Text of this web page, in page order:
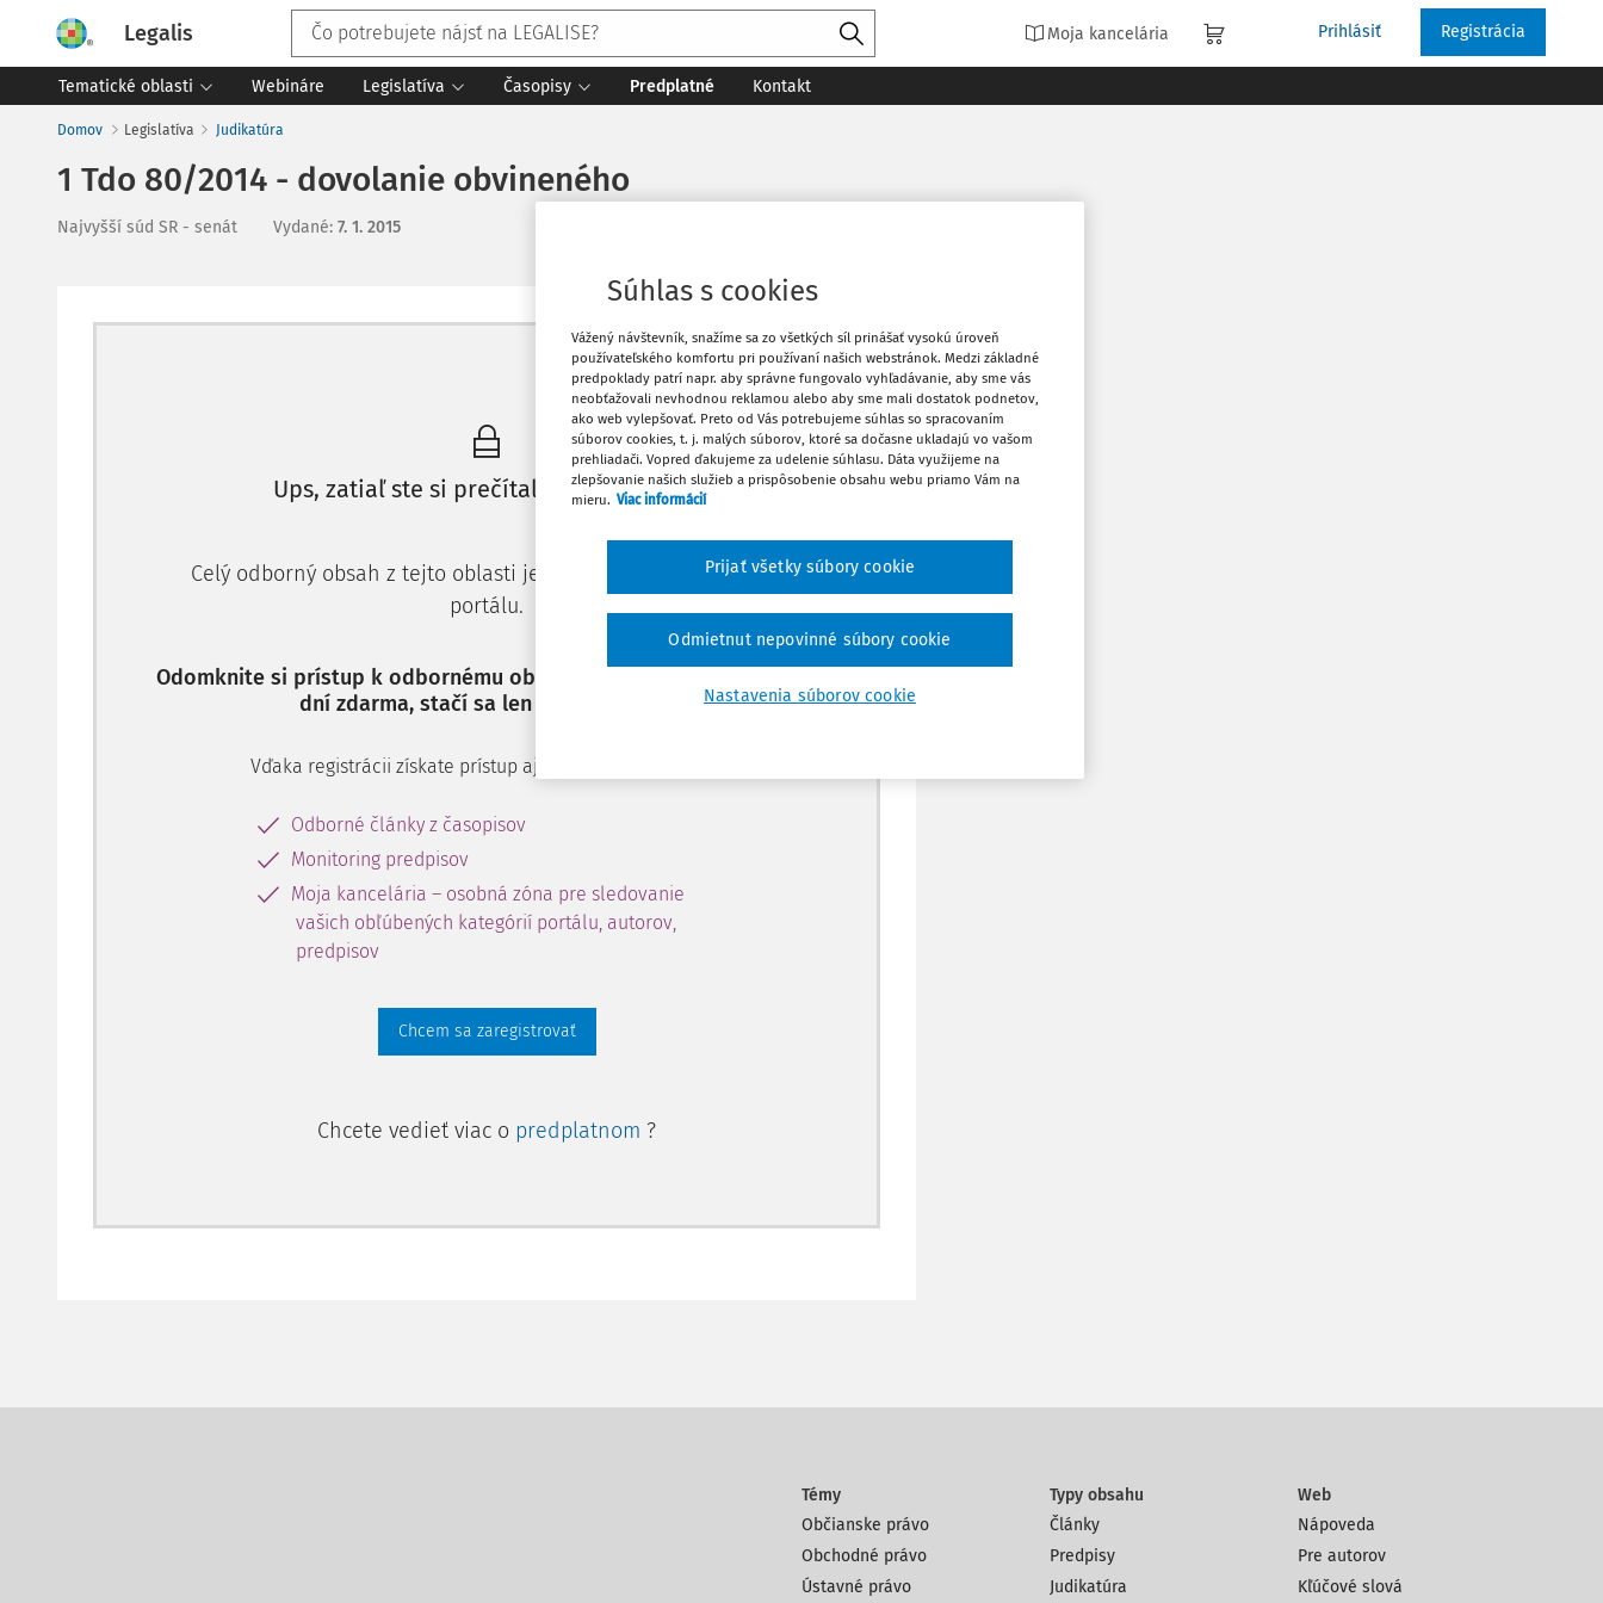
Legalis Moja kancelária Prihlásiť Registrácia
Tematické oblasti Webináre Legislatíva Časopisy Predplatné Kontakt
Domov Legislatíva Judikatúra
1 Tdo 80/2014 - dovolanie obvineného
Najvyšší súd SR - senát Vydané: 7. 1. 2015
Máte predplatné? Prihláste sa
Ups, zatiaľ ste si prečítali len začiatok...
Celý odborný obsah z tejto oblasti je dostupný predplatiteľom
portálu.
Odomknite si prístup k odbornému obsahu a získajte prístup na 10
dní zdarma, stačí sa len zaregistrovať.
Vďaka registrácii získate prístup aj k vybranému obsahu:
Odborné články z časopisov
Monitoring predpisov
Moja kancelária – osobná zóna pre sledovanie
vašich obľúbených kategórií portálu, autorov,
predpisov
Chcem sa zaregistrovať
Chcete vedieť viac o predplatnom ?
Vytlačiť
Obľúbené
Stiahnuť
Témy
Občianske právo
Obchodné právo
Ústavné právo
Typy obsahu
Články
Predpisy
Judikatúra
Web
Nápoveda
Pre autorov
Kľúčové slová
Súhlas s cookies
Vážený návštevník, snažíme sa zo všetkých síl prinášať vysokú úroveň
používateľského komfortu pri používaní našich webstránok. Medzi základné
predpoklady patrí napr. aby správne fungovalo vyhľadávanie, aby sme vás
neobťažovali nevhodnou reklamou alebo aby sme mali dostatok podnetov,
ako web vylepšovať. Preto od Vás potrebujeme súhlas so spracovaním
súborov cookies, t. j. malých súborov, ktoré sa dočasne ukladajú vo vašom
prehliadači. Vopred ďakujeme za udelenie súhlasu. Dáta využijeme na
zlepšovanie našich služieb a prispôsobenie obsahu webu priamo Vám na
mieru. Viac informácií
Nastavenia súborov cookie
Odmietnut nepovinné súbory cookie
Prijať všetky súbory cookie